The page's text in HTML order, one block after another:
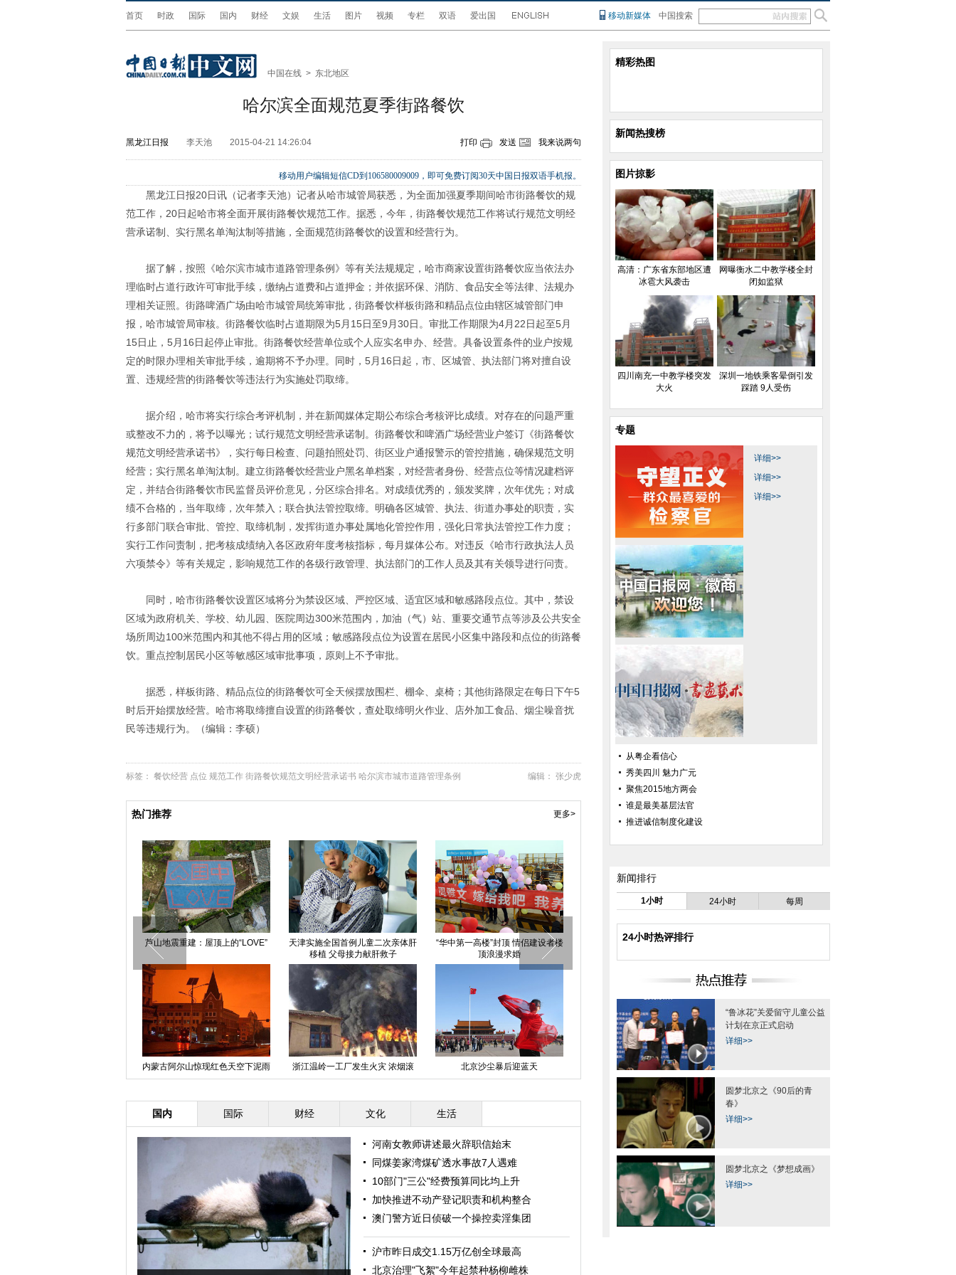
首页 时政 国际 国内 财经 文娱 生活 图片 视频 专栏 双语 爱出国 移动新媒体 中国搜索
中国在线 > 东北地区
哈尔滨全面规范夏季街路餐饮
黑龙江日报 李天池 2015-04-21 14:26:04 打印 发送 我来说两句
移动用户编辑短信CD到106580009009，即可免费订阅30天中国日报双语手机报。
黑龙江日报20日讯（记者李天池）记者从哈市城管局获悉，为全面加强夏季期间哈市街路餐饮的规
范工作，20日起哈市将全面开展街路餐饮规范工作。据悉，今年，街路餐饮规范工作将试行规范文明经
营承诺制、实行黑名单淘汰制等措施，全面规范街路餐饮的设置和经营行为。
据了解，按照《哈尔滨市城市道路管理条例》等有关法规规定，哈市商家设置街路餐饮应当依法办
理临时占道行政许可审批手续，缴纳占道费和占道押金；并依据环保、消防、食品安全等法律、法规办
理相关证照。街路啤酒广场由哈市城管局统筹审批，街路餐饮样板街路和精品点位由辖区城管部门申
报，哈市城管局审核。街路餐饮临时占道期限为5月15日至9月30日。审批工作期限为4月22日起至5月
15日止，5月16日起停止审批。街路餐饮经营单位或个人应实名申办、经营。具备设置条件的业户按规
定的时限办理相关审批手续，逾期将不予办理。同时，5月16日起，市、区城管、执法部门将对擅自设
置、违规经营的街路餐饮等违法行为实施处罚取缔。
据介绍，哈市将实行综合考评机制，并在新闻媒体定期公布综合考核评比成绩。对存在的问题严重
或整改不力的，将予以曝光；试行规范文明经营承诺制。街路餐饮和啤酒广场经营业户签订《街路餐饮
规范文明经营承诺书》，实行每日检查、问题拍照处罚、街区业户通报警示的管控措施，确保规范文明
经营；实行黑名单淘汰制。建立街路餐饮经营业户黑名单档案，对经营者身份、经营点位等情况建档评
定，并结合街路餐饮市民监督员评价意见，分区综合排名。对成绩优秀的，颁发奖牌，次年优先；对成
绩不合格的，当年取缔，次年禁入；联合执法管控取缔。明确各区城管、执法、街道办事处的职责，实
行多部门联合审批、管控、取缔机制，发挥街道办事处属地化管控作用，强化日常执法管控工作力度；
实行工作问责制，把考核成绩纳入各区政府年度考核指标，每月媒体公布。对违反《哈市行政执法人员
六项禁令》等有关规定，影响规范工作的各级行政管理、执法部门的工作人员及其有关领导进行问责。
同时，哈市街路餐饮设置区域将分为禁设区域、严控区域、适宜区域和敏感路段点位。其中，禁设
区域为政府机关、学校、幼儿园、医院周边300米范围内，加油（气）站、重要交通节点等涉及公共安全
场所周边100米范围内和其他不得占用的区域；敏感路段点位为设置在居民小区集中路段和点位的街路餐
饮。重点控制居民小区等敏感区域审批事项，原则上不予审批。
据悉，样板街路、精品点位的街路餐饮可全天候摆放围栏、棚伞、桌椅；其他街路限定在每日下午5
时后开始摆放经营。哈市将取缔擅自设置的街路餐饮，查处取缔明火作业、店外加工食品、烟尘噪音扰
民等违规行为。（编辑：李硕）
编辑： 张少虎
标签： 餐饮经营 点位 规范工作 街路餐饮规范文明经营承诺书 哈尔滨市城市道路管理条例
热门推荐 更多>
高清：广东省东部地区遭冰雹大风
袭击
网曝衡水二中教学楼全封闭如监狱 四川南充一中教学楼突发大火
深圳一地铁乘客晕倒引发踩踏 9人
受伤
北京八大处：民间茶师傅秀炒制春
茶
北京地铁2号线信号故障 致部分列
车晚点
“华中第一高楼”封顶 情侣建设者楼
北京沙尘暴后迎蓝天
国内 国际 财经 文化 生活
河南女教师讲述最火辞职信始末
同煤姜家湾煤矿透水事故7人遇难
10部门"三公"经费预算同比均上升
加快推进不动产登记职责和机构整合
澳门警方近日侦破一个操控卖淫集团
沪市昨日成交1.15万亿创全球最高
北京治理"飞絮"今年起禁种杨柳雌株
精彩热图
新闻热搜榜
图片掠影
高清：广东省东部地区遭
冰雹大风袭击
网曝衡水二中教学楼全封
闭如监狱
四川南充一中教学楼突发
大火
深圳一地铁乘客晕倒引发
踩踏 9人受伤
专题
详细>>
详细>>
详细>>
从粤企看信心
秀美四川 魅力广元
聚焦2015地方两会
谁是最美基层法官
推进诚信制度化建设
新闻排行
1小时 24小时 每周
24小时热评排行
“鲁冰花”关爱留守儿童公益
计划在京正式启动
详细>>
圆梦北京之《90后的青
春》
详细>>
圆梦北京之《梦想成画》
详细>>